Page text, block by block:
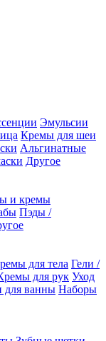
Эмульсии
Кремы для шеи
Альгинатные
Другое
и кремы
Пэды /
для тела Гели /
для рук Уход
для ванны Наборы